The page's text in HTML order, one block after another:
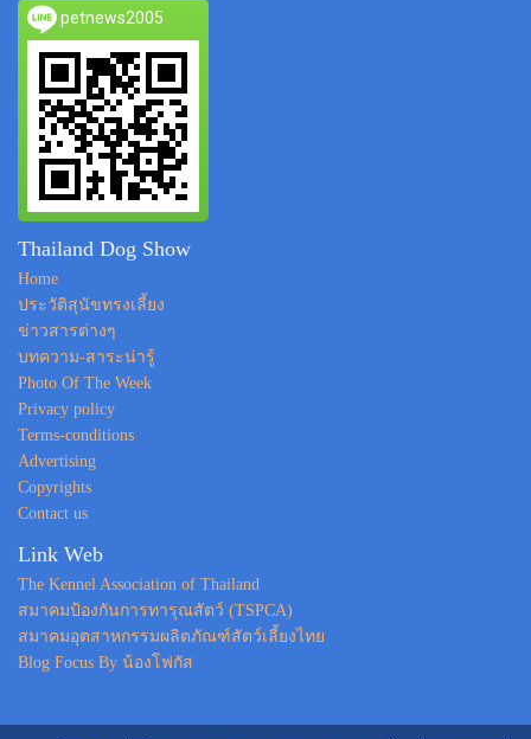
petnews2005
Thailand Dog Show
Home
ประวัติสุนัขทรงเลี้ยง
ข่าวสารต่างๆ
บทความ-สาระน่ารู้
Photo Of The Week
Privacy policy
Terms-conditions
Advertising
Copyrights
Contact us
Link Web
The Kennel Association of Thailand
สมาคมป้องกันการทารุณสัตว์ (TSPCA)
สมาคมอุตสาหกรรมผลิตภัณฑ์สัตว์เลี้ยงไทย
Blog Focus By น้องโฟกัส